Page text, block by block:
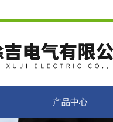
产品中心